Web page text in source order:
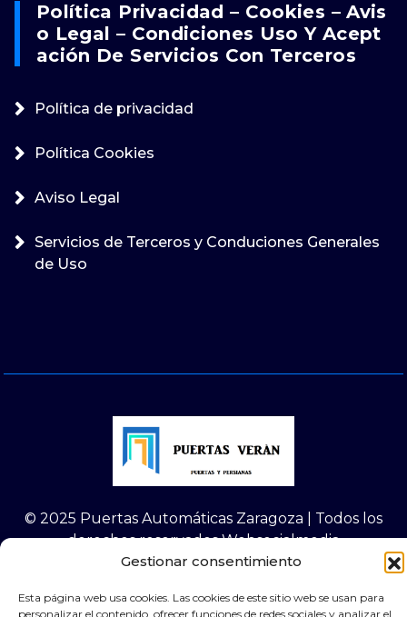
Gestionar consentimiento
Esta página web usa cookies. Las cookies de este sitio web se usan para
personalizar el contenido, ofrecer funciones de redes sociales y analizar el
Política Privacidad – Cookies – Avis
O Legal – Condiciones Uso Y Acept
Ación De Servicios Con Terceros
Política de privacidad
Política Cookies
Aviso Legal
Servicios de Terceros y Conduciones Generales
de Uso
© 2025 Puertas Automáticas Zaragoza | Todos los
derechos reservados Websocialmedia